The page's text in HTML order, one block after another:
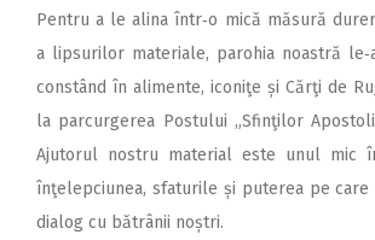
Pentru a le alina într‑o mică măsură
a lipsurilor materiale, parohia noastră
constând în alimente, iconiţe și Cărţi de
la parcurgerea Postului „Sfinţilor
Ajutorul nostru material este unul mic
înţelepciunea, sfaturile și puterea pe care
dialog cu bătrânii noștri.